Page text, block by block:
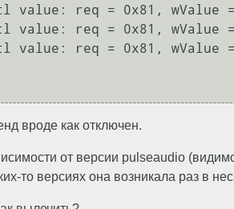
value: req = 0x81, wValue
value: req = 0x81, wValue
value: req = 0x81, wValue
вроде как отключен.
от версии pulseaudio
то версиях она возникала раз в